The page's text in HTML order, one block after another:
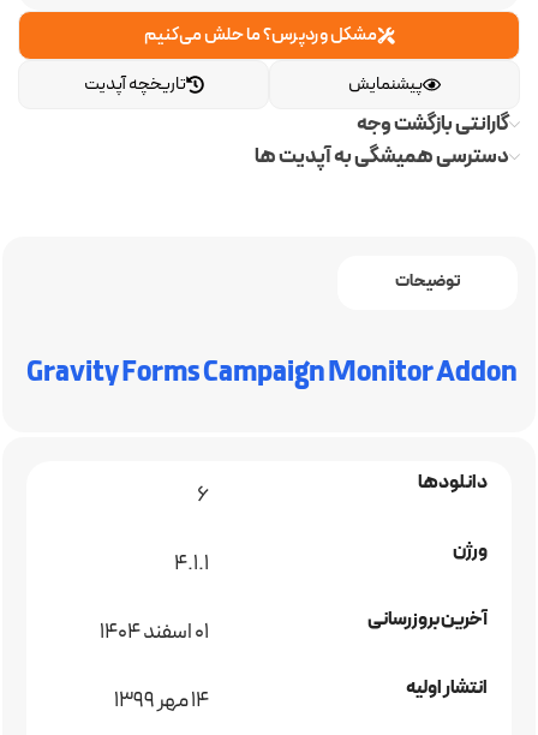
مشکل وردپرس؟ ما حلش می‌کنیم
تاریخچه آپدیت
پیشنمایش
گارانتی بازگشت وجه
دسترسی همیشگی به آپدیت ها
توضیحات
Gravity Forms Campaign Monitor Addon
دانلودها 6
ورژن 4.1.1
آخرین بروزرسانی 01 اسفند 1404
انتشار اولیه 14 مهر 1399